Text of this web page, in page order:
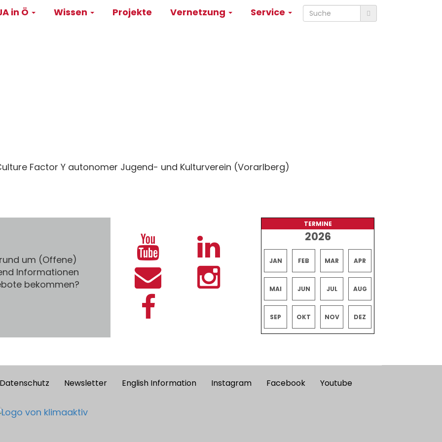
in Ö Wissen Projekte Vernetzung Service
Factor Y autonomer Jugend- und Kulturverein (Vorarlberg)
um (Offene)
Informationen
bekommen?
TERMINE
2026
JAN FEB MAR APR
MAI JUN JUL AUG
SEP OKT NOV DEZ
Datenschutz Newsletter English Information Instagram Facebook Youtube